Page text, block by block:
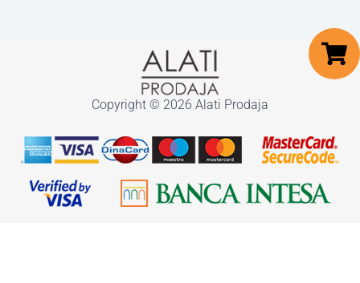
Copyright © 2026 Alati Prodaja